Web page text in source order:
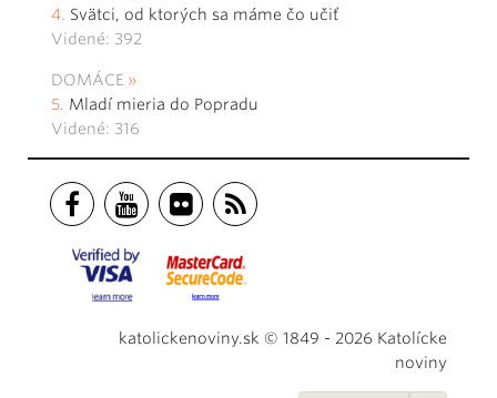
Svätci, od ktorých sa máme čo učiť
Videné: 392
DOMÁCE
Mladí mieria do Popradu
Videné: 316
katolickenoviny.sk © 1849 - 2026 Katolícke
noviny